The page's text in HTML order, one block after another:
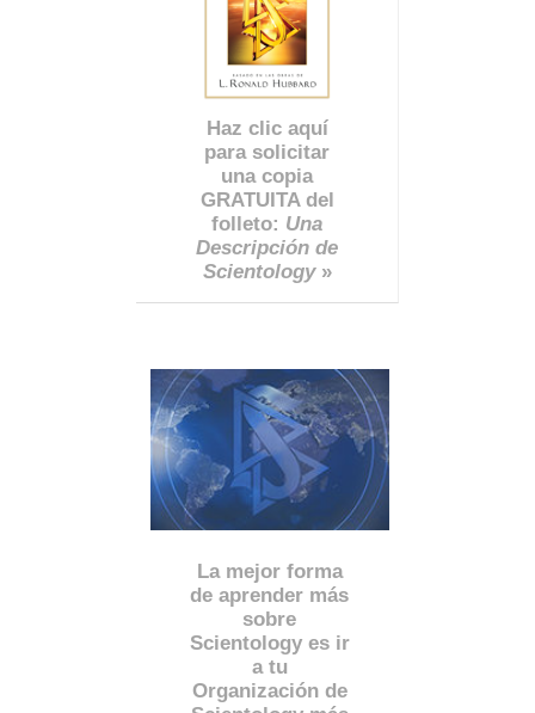
Haz clic aquí
para solicitar
una copia
GRATUITA del
folleto: Una
Descripción de
Scientology»
La mejor forma
de aprender más
sobre
Scientology es ir
a tu
Organización de